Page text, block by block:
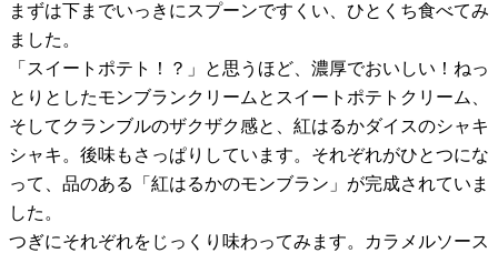
まずは下までいっきにスプーンですくい、ひとくち食べてみ
ました。
「スイートポテト！？」と思うほど、濃厚でおいしい！ねっ
とりとしたモンブランクリームとスイートポテトクリーム、
そしてクランブルのザクザク感と、紅はるかダイスのシャキ
シャキ。後味もさっぱりしています。それぞれがひとつにな
って、品のある「紅はるかのモンブラン」が完成されていま
した。
つぎにそれぞれをじっくり味わってみます。カラメルソース